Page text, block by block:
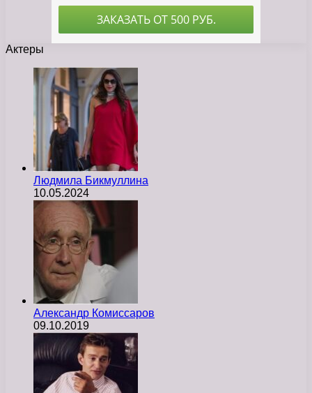
Актеры
Людмила Бикмуллина
10.05.2024
Александр Комиссаров
09.10.2019